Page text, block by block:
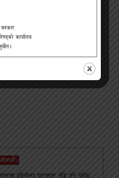
परीक्षाफल प्रकाशित